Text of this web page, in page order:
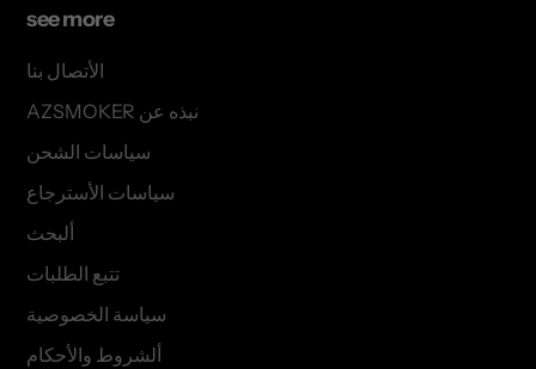
see more
الأتصال بنا
AZSMOKER نبذه عن
سياسات الشحن
سياسات الأسترجاع
ألبحث
تتبع الطلبات
سياسة الخصوصية
ألشروط والأحكام